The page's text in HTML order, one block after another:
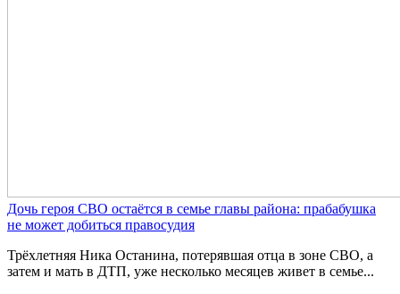
Дочь героя СВО остаётся в семье главы района: прабабушка
не может добиться правосудия
Трёхлетняя Ника Останина, потерявшая отца в зоне СВО, а
затем и мать в ДТП, уже несколько месяцев живет в семье...